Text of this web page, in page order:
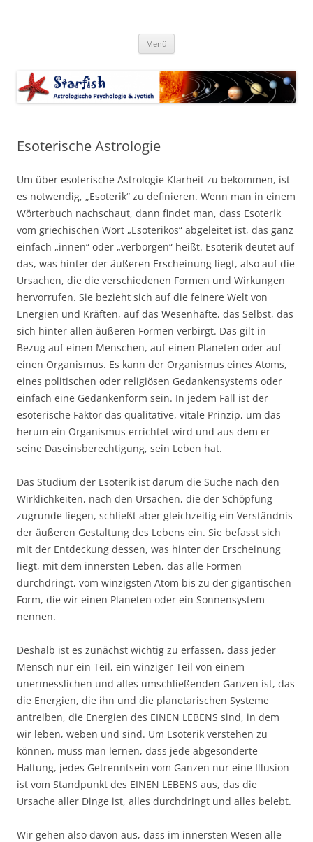
Menü
Esoterische Astrologie
Um über esoterische Astrologie Klarheit zu bekommen, ist
es notwendig, „Esoterik“ zu definieren. Wenn man in einem
Wörterbuch nachschaut, dann findet man, dass Esoterik
vom griechischen Wort „Esoterikos“ abgeleitet ist, das ganz
einfach „innen“ oder „verborgen“ heißt. Esoterik deutet auf
das, was hinter der äußeren Erscheinung liegt, also auf die
Ursachen, die die verschiedenen Formen und Wirkungen
hervorrufen. Sie bezieht sich auf die feinere Welt von
Energien und Kräften, auf das Wesenhafte, das Selbst, das
sich hinter allen äußeren Formen verbirgt. Das gilt in
Bezug auf einen Menschen, auf einen Planeten oder auf
einen Organismus. Es kann der Organismus eines Atoms,
eines politischen oder religiösen Gedankensystems oder
einfach eine Gedankenform sein. In jedem Fall ist der
esoterische Faktor das qualitative, vitale Prinzip, um das
herum ein Organismus errichtet wird und aus dem er
seine Daseinsberechtigung, sein Leben hat.
Das Studium der Esoterik ist darum die Suche nach den
Wirklichkeiten, nach den Ursachen, die der Schöpfung
zugrunde liegen, schließt aber gleichzeitig ein Verständnis
der äußeren Gestaltung des Lebens ein. Sie befasst sich
mit der Entdeckung dessen, was hinter der Erscheinung
liegt, mit dem innersten Leben, das alle Formen
durchdringt, vom winzigsten Atom bis zu der gigantischen
Form, die wir einen Planeten oder ein Sonnensystem
nennen.
Deshalb ist es zunächst wichtig zu erfassen, dass jeder
Mensch nur ein Teil, ein winziger Teil von einem
unermesslichen und alles umschließenden Ganzen ist, das
die Energien, die ihn und die planetarischen Systeme
antreiben, die Energien des EINEN LEBENS sind, in dem
wir leben, weben und sind. Um Esoterik verstehen zu
können, muss man lernen, dass jede abgesonderte
Haltung, jedes Getrenntsein vom Ganzen nur eine Illusion
ist vom Standpunkt des EINEN LEBENS aus, das die
Ursache aller Dinge ist, alles durchdringt und alles belebt.
Wir gehen also davon aus, dass im innersten Wesen alle